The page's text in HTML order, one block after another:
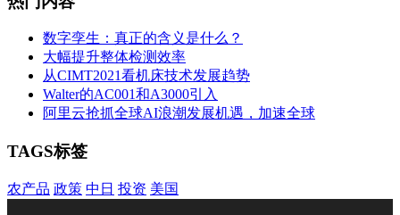
数字孪生：真正的含义是什么？
大幅提升整体检测效率
从CIMT2021看机床技术发展趋势
Walter的AC001和A3000引入
阿里云抢抓全球AI浪潮发展机遇，加速全球
TAGS标签
农产品 政策 中日 投资 美国